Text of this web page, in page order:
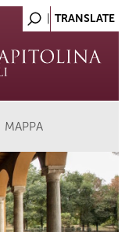
MAPPA